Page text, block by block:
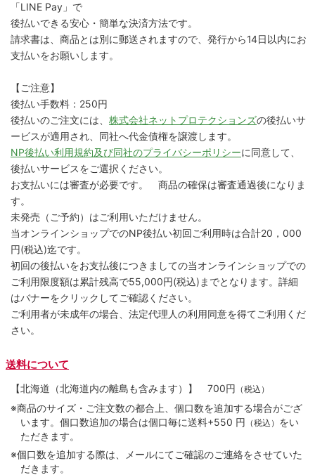
「LINE Pay」で
後払いできる安心・簡単な決済方法です。
請求書は、商品とは別に郵送されますので、発行から14日以内にお
支払いをお願いします。
【ご注意】
後払い手数料：250円
後払いのご注文には、 株式会社ネットプロテクションズの後払いサ
ービスが適用され、同社へ代金債権を譲渡します。
NP後払い利用規約及び同社のプライバシーポリシーに同意して、
後払いサービスをご選択ください。
お支払いには審査が必要です。 商品の確保は審査通過後になりま
す。
未発売（ご予約）はご利用いただけません。
当オンラインショップでのNP後払い初回ご利用時は合計20，000
円(税込)迄です。
初回の後払いをお支払後につきましての当オンラインショップでの
ご利用限度額は累計残高で55,000円(税込)までとなります。詳細
はバナーをクリックしてご確認ください。
ご利用者が未成年の場合、法定代理人の利用同意を得てご利用くだ
さい。
送料について
【北海道（北海道内の離島も含みます）】 700円 （税込）
※商品のサイズ・ご注文数の都合上、個口数を追加する場合がござ
います。個口数追加の場合は個口毎に送料+550 円 （税込） をい
ただきます。
※個口数を追加する際は、メールにてご確認のご連絡をさせていた
だきます。